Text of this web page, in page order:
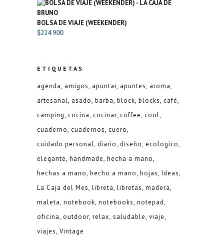
BOLSA DE VIAJE (WEEKENDER)
$224.900
ETIQUETAS
agenda amigos apuntar apuntes aroma
artesanal asado barba block blocks café
camping cocina cocinar coffee cool
cuaderno cuadernos cuero
cuidado personal diario diseño ecologico
elegante handmade hecha a mano
hechas a mano hecho a mano hojas Ideas
La Caja del Mes libreta libretas madera
maleta notebook notebooks notepad
oficina outdoor relax saludable viaje
viajes Vintage